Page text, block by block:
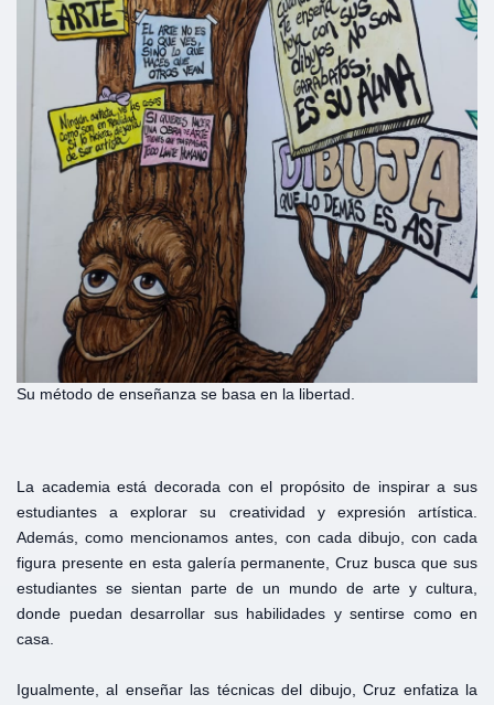
Su método de enseñanza se basa en la libertad.
La academia está decorada con el propósito de inspirar a sus
estudiantes a explorar su creatividad y expresión artística.
Además, como mencionamos antes, con cada dibujo, con cada
figura presente en esta galería permanente, Cruz busca que sus
estudiantes se sientan parte de un mundo de arte y cultura,
donde puedan desarrollar sus habilidades y sentirse como en
casa.
Igualmente, al enseñar las técnicas del dibujo, Cruz enfatiza la